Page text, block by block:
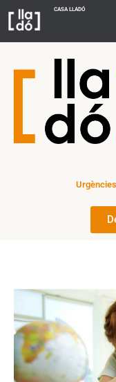
CASA LLADÓ